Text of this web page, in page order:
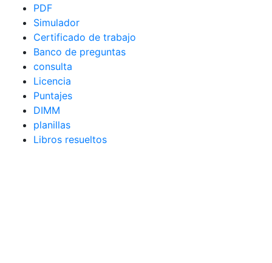
PDF
Simulador
Certificado de trabajo
Banco de preguntas
consulta
Licencia
Puntajes
DIMM
planillas
Libros resueltos